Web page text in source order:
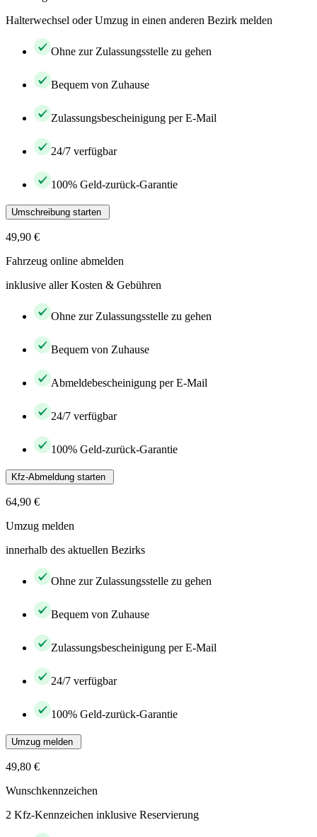
Halterwechsel oder Umzug in einen anderen Bezirk melden
Ohne zur Zulassungsstelle zu gehen
Bequem von Zuhause
Zulassungsbescheinigung per E-Mail
24/7 verfügbar
100% Geld-zurück-Garantie
Umschreibung starten
49,90 €
Fahrzeug online abmelden
inklusive aller Kosten & Gebühren
Ohne zur Zulassungsstelle zu gehen
Bequem von Zuhause
Abmeldebescheinigung per E-Mail
24/7 verfügbar
100% Geld-zurück-Garantie
Kfz-Abmeldung starten
64,90 €
Umzug melden
innerhalb des aktuellen Bezirks
Ohne zur Zulassungsstelle zu gehen
Bequem von Zuhause
Zulassungsbescheinigung per E-Mail
24/7 verfügbar
100% Geld-zurück-Garantie
Umzug melden
49,80 €
Wunschkennzeichen
2 Kfz-Kennzeichen inklusive Reservierung